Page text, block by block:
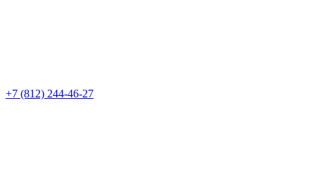
+7 (812) 244-46-27